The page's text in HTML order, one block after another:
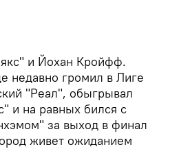
и Йохан Кройфф.
недавно громил в Лиге
"Реал", обыгрывал
и на равных бился с
за выход в финал
живет ожиданием